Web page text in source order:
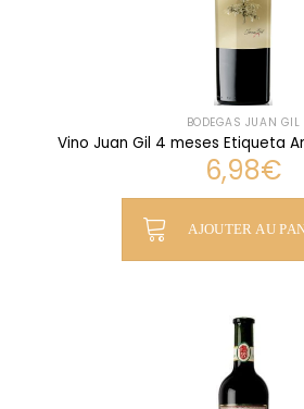
BODEGAS JUAN GIL
Vino Juan Gil 4 meses Etiqueta
6,98€
AJOUTER AU